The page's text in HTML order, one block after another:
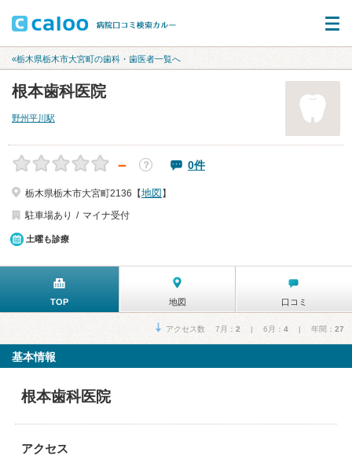
«栃木県栃木市大宮町の歯科・歯医者一覧へ
根本歯科医院
野州平川駅
－ ？ 0件
栃木県栃木市大宮町2136【地図 】
駐車場あり
マイナ受付
土曜も診療
TOP 地図 口コミ
アクセス数 7月： 2 | 6月： 4 | 年間： 27
基本情報
根本歯科医院
アクセス